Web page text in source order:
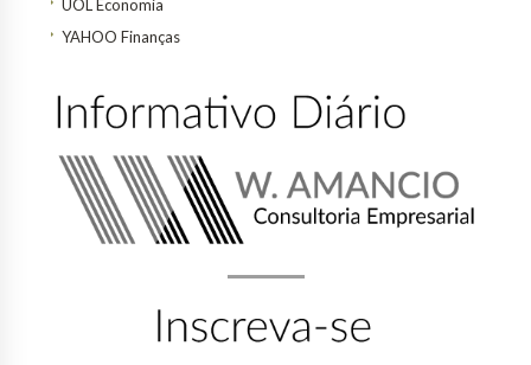
UOL Economia
YAHOO Finanças